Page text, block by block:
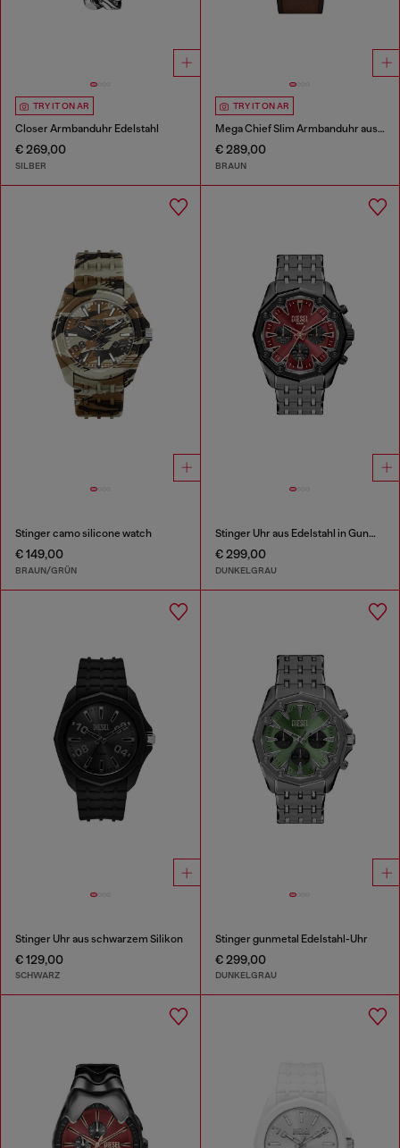
TRY IT ON AR
Closer Armbanduhr Edelstahl
€ 269,00
SILBER
TRY IT ON AR
Mega Chief Slim Armbanduhr aus braunem Leder
€ 289,00
BRAUN
Stinger camo silicone watch
€ 149,00
BRAUN/GRÜN
Stinger Uhr aus Edelstahl in Gunmetal-Optik
€ 299,00
DUNKELGRAU
Stinger Uhr aus schwarzem Silikon
€ 129,00
SCHWARZ
Stinger gunmetal Edelstahl-Uhr
€ 299,00
DUNKELGRAU